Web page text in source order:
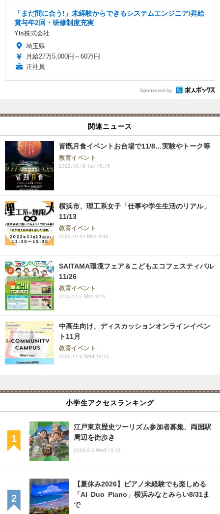
「まだ間に合う!」未経験からできるシステムエンジニア/昇給
賞与年2回・研修制度充実
Yts株式会社
埼玉県
月給27万5,000円～60万円
正社員
Sponsored by
関連ニュース
皆既月食イベントお台場で11/8…実験やトーク等
教育イベント
2022.10.18 Tue 16:15
横浜市、理工系女子「仕事や学生生活のリアル」
11/13
教育イベント
2022.10.24 Mon 9:45
SAITAMA環境フェア＆こどもエコフェスティバル
11/26
教育イベント
2022.11.7 Mon 9:15
中高生向け、ディスカッションオンラインイベン
ト11月
教育イベント
2022.11.2 Wed 19:15
小学生アクセスランキング
江戸東京歴史ツーリズム参加者募集、両国駅
周辺を街歩き
2026.8.5 Wed 13:15
【夏休み2026】ピアノ未経験でも楽しめる
「AI Duo Piano」横浜みなとみらい8/31ま
で